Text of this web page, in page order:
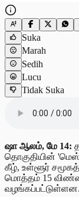
Suka
Marah
Sedih
Lucu
Tidak Suka
ஷா ஆலம், மே 14:
தொகுதியின்
கீழ், உள்ளூர்
மொத்தம் 15
வழங்கப்பட்டுள்ளன.